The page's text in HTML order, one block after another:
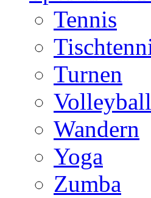
Tennis
Turnen
Volleyball
Wandern
Yoga
Zumba